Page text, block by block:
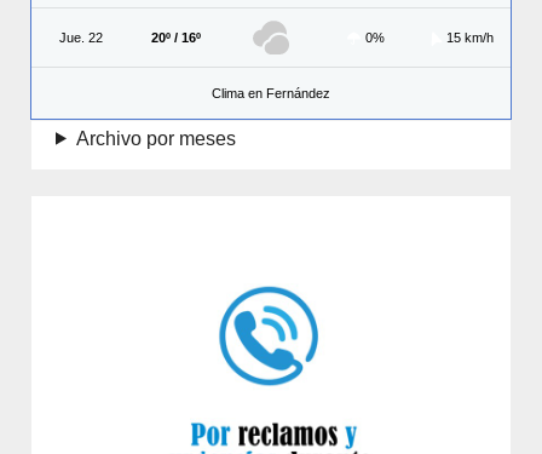
Jue. 22 20º / 16º 0% 15 km/h
Clima en Fernández
Archivo por meses